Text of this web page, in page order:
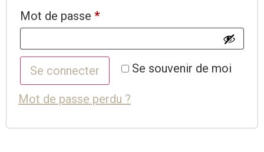
Mot de passe *
Se souvenir de moi
Se connecter
Mot de passe perdu ?